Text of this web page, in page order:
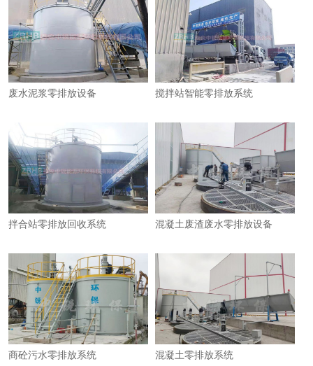
​废水泥浆零排放设备 搅拌站智能零排放系统
拌合站零排放回收系统 混凝土废渣废水零排放设备
商砼污水零排放系统 混凝土零排放系统​